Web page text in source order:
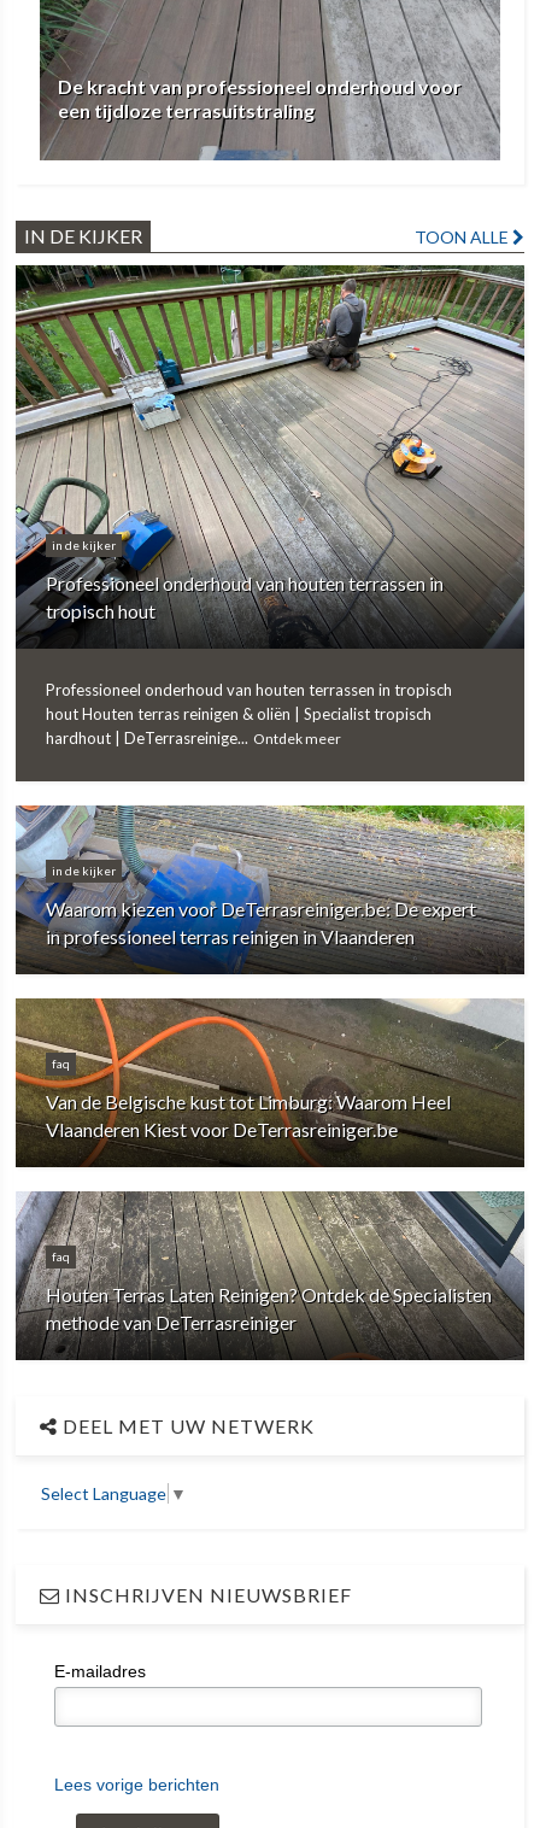
De kracht van professioneel onderhoud voor
een tijdloze terrasuitstraling
IN DE KIJKER TOON ALLE
in de kijker
Professioneel onderhoud van houten terrassen in
tropisch hout
Professioneel onderhoud van houten terrassen in tropisch
hout Houten terras reinigen & oliën | Specialist tropisch
hardhout | DeTerrasreinige... Ontdek meer
in de kijker
Waarom kiezen voor DeTerrasreiniger.be: De expert
in professioneel terras reinigen in Vlaanderen
faq
Van de Belgische kust tot Limburg: Waarom Heel
Vlaanderen Kiest voor DeTerrasreiniger.be
faq
Houten Terras Laten Reinigen? Ontdek de Specialisten
methode van DeTerrasreiniger
DEEL MET UW NETWERK
Select Language ▼
INSCHRIJVEN NIEUWSBRIEF
E-mailadres
Lees vorige berichten